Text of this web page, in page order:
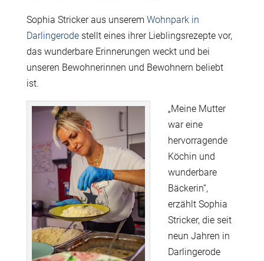
Sophia Stricker aus unserem Wohnpark in
Darlingerodestellt eines ihrer Lieblingsrezepte vor,
das wunderbare Erinnerungen weckt und bei
unseren Bewohnerinnen und Bewohnern beliebt
ist.
„Meine Mutter
war eine
hervorragende
Köchin und
wunderbare
Bäckerin“,
erzählt Sophia
Stricker, die seit
neun Jahren in
Darlingerode